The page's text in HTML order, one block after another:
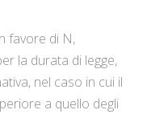
favore di N,
la durata di legge,
nel caso in cui il
a quello degli